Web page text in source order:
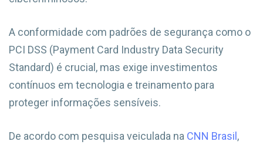
A conformidade com padrões de segurança como o
PCI DSS (Payment Card Industry Data Security
Standard) é crucial, mas exige investimentos
contínuos em tecnologia e treinamento para
proteger informações sensíveis.
De acordo com pesquisa veiculada na CNN Brasil ,